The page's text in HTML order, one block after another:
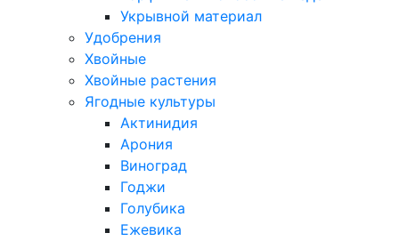
Укрывной материал
Удобрения
Хвойные
Хвойные растения
Ягодные культуры
Актинидия
Арония
Виноград
Годжи
Голубика
Ежевика